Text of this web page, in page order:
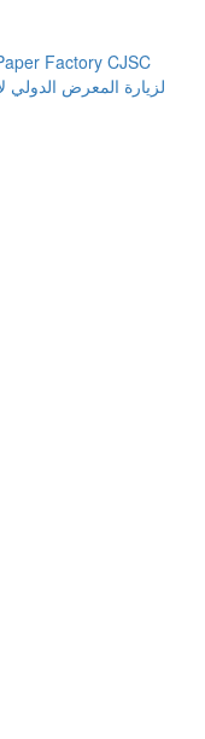
لزيارة المعرض الدولي